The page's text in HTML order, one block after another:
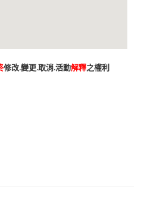
修改.變更.取消.活動解釋之權利